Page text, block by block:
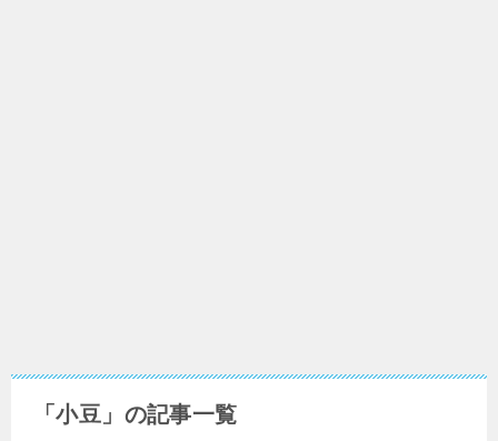
「小豆」の記事一覧